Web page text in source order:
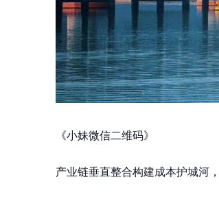
《小妹微信二维码》
产业链垂直整合构建成本护城河